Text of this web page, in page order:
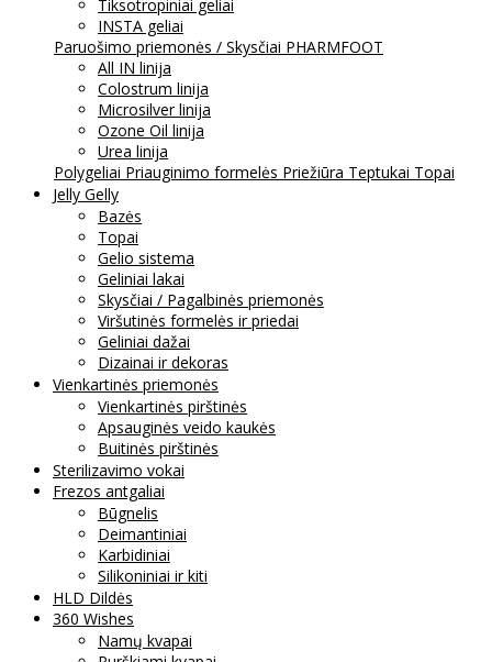
Tiksotropiniai geliai
INSTA geliai
Paruošimo priemonės / Skysčiai PHARMFOOT
All IN linija
Colostrum linija
Microsilver linija
Ozone Oil linija
Urea linija
Polygeliai Priauginimo formelės Priežiūra Teptukai Topai
Jelly Gelly
Bazės
Topai
Gelio sistema
Geliniai lakai
Skysčiai / Pagalbinės priemonės
Viršutinės formelės ir priedai
Geliniai dažai
Dizainai ir dekoras
Vienkartinės priemonės
Vienkartinės pirštinės
Apsauginės veido kaukės
Buitinės pirštinės
Sterilizavimo vokai
Frezos antgaliai
Būgnelis
Deimantiniai
Karbidiniai
Silikoniniai ir kiti
HLD Dildės
360 Wishes
Namų kvapai